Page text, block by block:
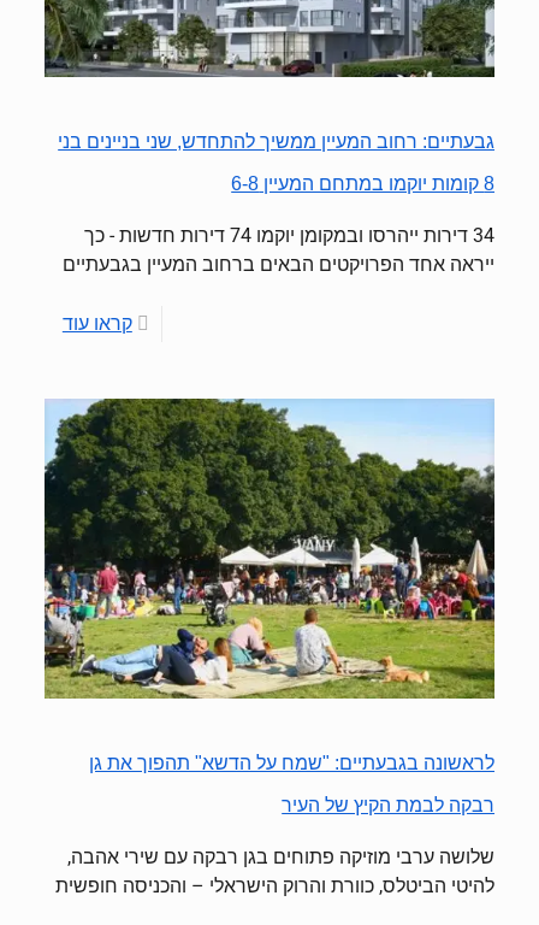
גבעתיים: רחוב המעיין ממשיך להתחדש, שני בניינים בני
8 קומות יוקמו במתחם המעיין 6-8
34 דירות ייהרסו ובמקומן יוקמו 74 דירות חדשות - כך
ייראה אחד הפרויקטים הבאים ברחוב המעיין בגבעתיים
קראו עוד
לראשונה בגבעתיים: "שמח על הדשא" תהפוך את גן
רבקה לבמת הקיץ של העיר
שלושה ערבי מוזיקה פתוחים בגן רבקה עם שירי אהבה,
להיטי הביטלס, כוורת והרוק הישראלי – והכניסה חופשית